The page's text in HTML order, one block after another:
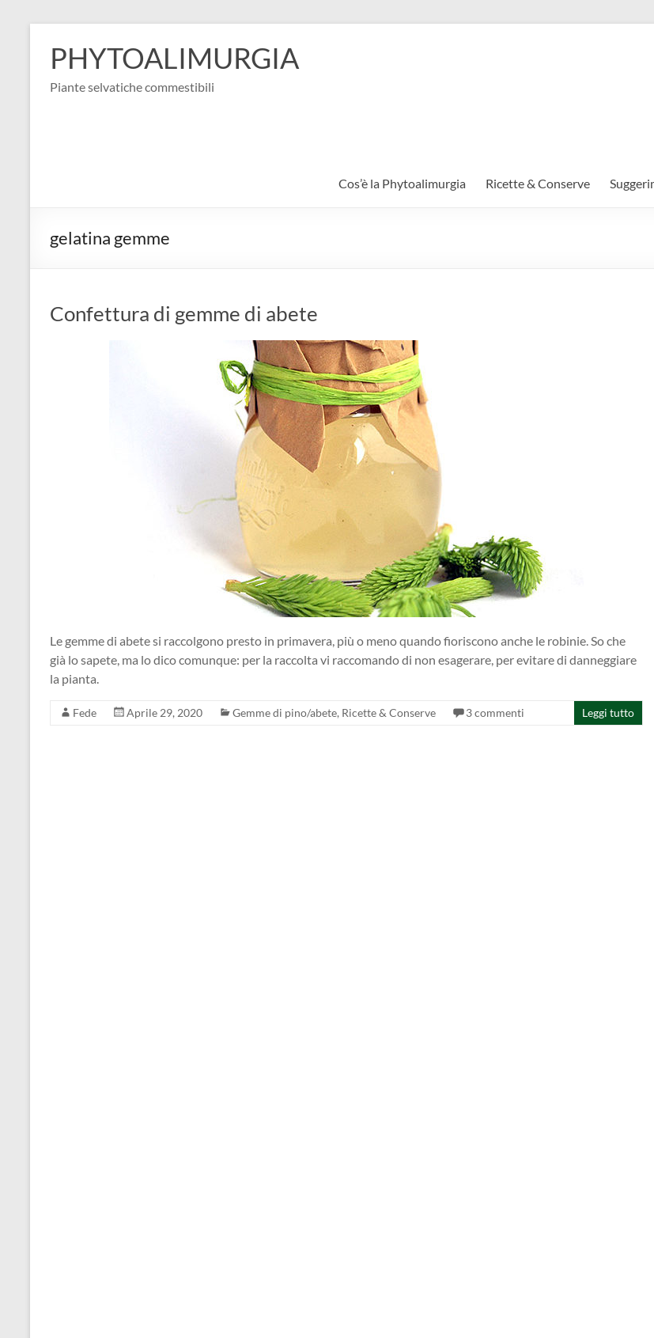
contenuto
PHYTOALIMURGIA
Piante selvatiche commestibili
Cos’è la Phytoalimurgia Ricette & Conserve
gelatina gemme
Confettura di gemme di abete
Le gemme di abete si raccolgono presto in primavera, più o meno quando fioriscono anche le robinie. So che
già lo sapete, ma lo dico comunque: per la raccolta vi raccomando di non esagerare, per evitare di danneggiare
la pianta.
Fede Aprile 29, 2020 Gemme di pino/abete, Ricette & Conserve 3 commenti Leggi tutto